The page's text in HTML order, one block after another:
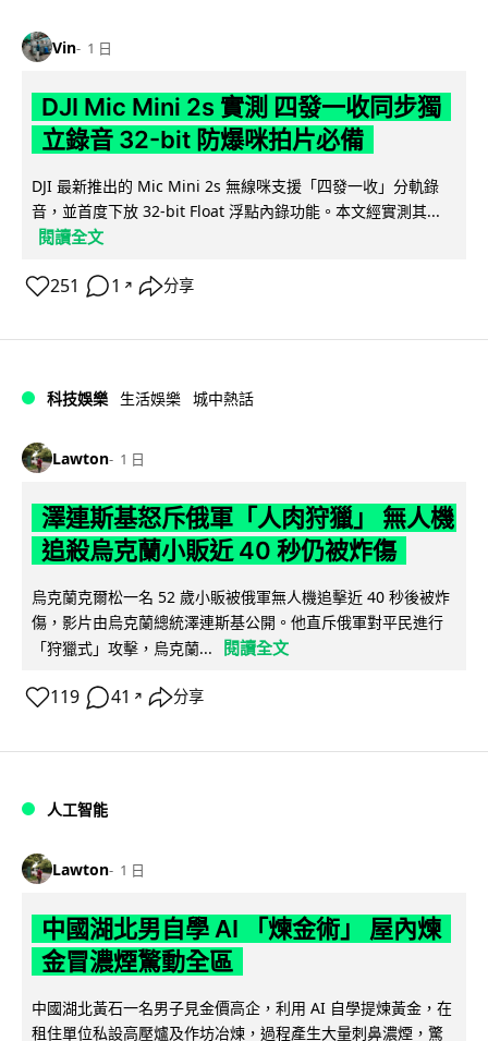
Vin 1 日
DJI Mic Mini 2s 實測 四發一收同步獨
立錄音 32-bit 防爆咪拍片必備
DJI 最新推出的 Mic Mini 2s 無線咪支援「四發一收」分軌錄
音，並首度下放 32-bit Float 浮點內錄功能。本文經實測其...
閱讀全文
251 1 ↗ 分享
科技娛樂 生活娛樂 城中熱話
Lawton 1 日
澤連斯基怒斥俄軍「人肉狩獵」 無人機
追殺烏克蘭小販近 40 秒仍被炸傷
烏克蘭克爾松一名 52 歲小販被俄軍無人機追擊近 40 秒後被炸
傷，影片由烏克蘭總統澤連斯基公開。他直斥俄軍對平民進行
「狩獵式」攻擊，烏克蘭...
閱讀全文
119 41 ↗ 分享
人工智能
Lawton 1 日
中國湖北男自學 AI 「煉金術」 屋內煉
金冒濃煙驚動全區
中國湖北黃石一名男子見金價高企，利用 AI 自學提煉黃金，在
租住單位私設高壓爐及作坊冶煉，過程產生大量刺鼻濃煙，驚